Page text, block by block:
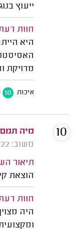
ייעוץ
חוות
היא
מדויקת
איכות 10
מיה
משוב: 12/04/2022
תיאור
הוצאת
חוות
היה
10